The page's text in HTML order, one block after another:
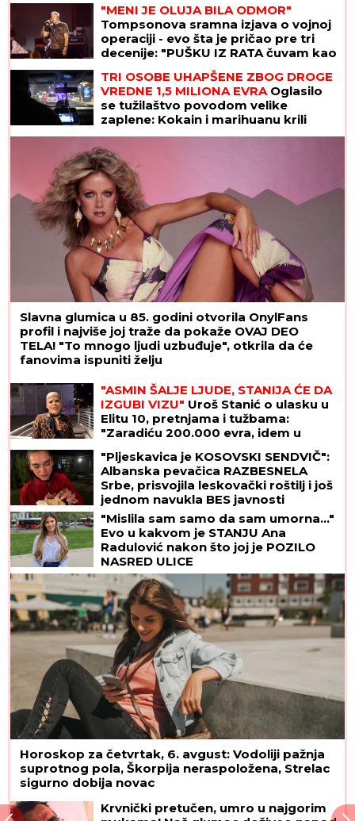
"MENI JE OLUJA BILA ODMOR"
Tompsonova sramna izjava o vojnoj
operaciji - evo šta je pričao pre tri
decenije: "PUŠKU IZ RATA čuvam kao
TRI OSOBE UHAPŠENE ZBOG DROGE
VREDNE 1,5 MILIONA EVRAOglasilo
se tužilaštvo povodom velike
zaplene: Kokain i marihuanu krili
OVDE
Slavna glumica u 85. godini otvorila OnylFans
profil i najviše joj traže da pokaže OVAJ DEO
TELA! "To mnogo ljudi uzbuđuje", otkrila da će
fanovima ispuniti želju
"ASMIN ŠALJE LJUDE, STANIJA ĆE DA
IZGUBI VIZU" Uroš Stanić o ulasku u
Elitu 10, pretnjama i tužbama:
"Zaradiću 200.000 evra, idem u
"Pljeskavica je KOSOVSKI SENDVIČ":
Albanska pevačica RAZBESNELA
Srbe, prisvojila leskovački roštilj i još
jednom navukla BES javnosti
"Mislila sam samo da sam umorna..."
Evo u kakvom je STANJU Ana
Radulović nakon što joj je POZILO
NASRED ULICE
Horoskop za četvrtak, 6. avgust: Vodoliji pažnja
suprotnog pola, Škorpija neraspoložena, Strelac
sigurno dobija novac
Krvnički pretučen, umro u najgorim